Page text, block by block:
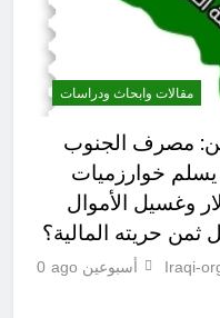
مقالات وابحاث ودراسات
مصرف الجنوب
يسلم خوارزميات
وغسيل الأموال
ثمن حريته المالية؟
Iraqi- أسبوعين ago
0